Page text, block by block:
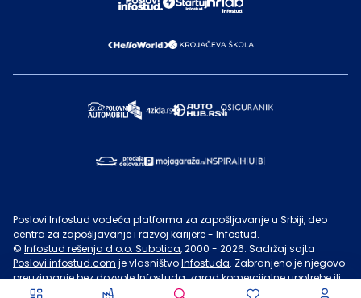
Poslovi Infostud vodeća platforma za zapošljavanje u Srbiji, deo
centra za zapošljavanje i razvoj karijere - Infostud.
© Infostud rešenja d.o.o. Subotica, 2000 - 2026. Sadržaj sajta
Poslovi.infostud.com je vlasništvoInfostuda. Zabranjeno je njegovo
preuzimanje bez dozvoleInfostuda, zarad komercijalne upotrebe ili
u druge svrhe, osim za lične potrebe posetilaca sajta.